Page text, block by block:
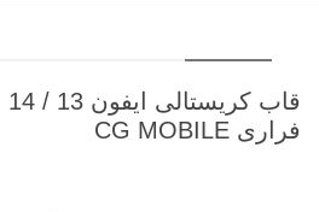
فراری CG MOBILE